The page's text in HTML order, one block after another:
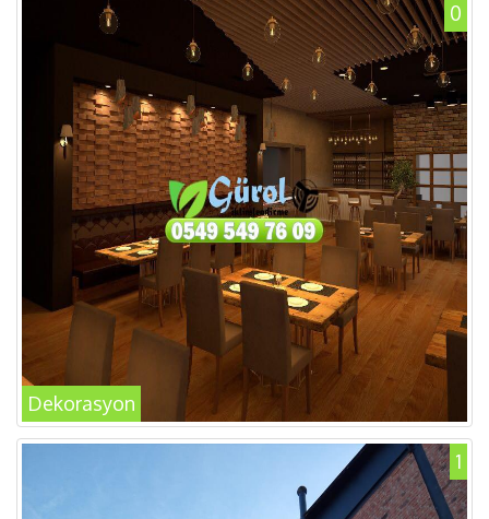
0
Dekorasyon
1